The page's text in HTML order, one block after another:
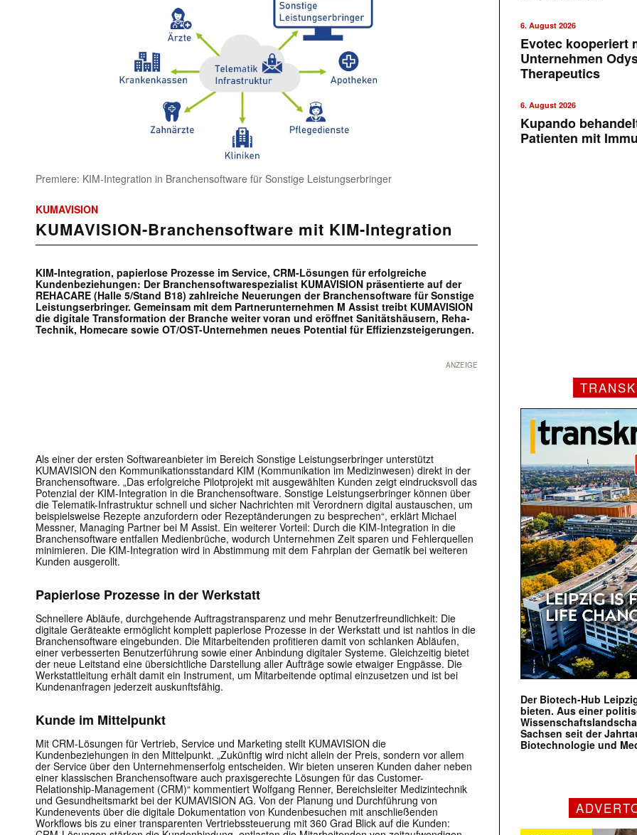
Premiere: KIM-Integration in Branchensoftware für Sonstige Leistungserbringer
KUMAVISION
KUMAVISION-Branchensoftware mit KIM-Integration
KIM-Integration, papierlose Prozesse im Service, CRM-Lösungen für erfolgreiche
Kundenbeziehungen: Der Branchensoftwarespezialist KUMAVISION präsentierte auf der
REHACARE (Halle 5/Stand B18) zahlreiche Neuerungen der Branchensoftware für Sonstige
Leistungserbringer. Gemeinsam mit dem Partnerunternehmen M Assist treibt KUMAVISION
die digitale Transformation der Branche weiter voran und eröffnet Sanitätshäusern, Reha-
Technik, Homecare sowie OT/OST-Unternehmen neues Potential für Effizienzsteigerungen.
ANZEIGE
Als einer der ersten Softwareanbieter im Bereich Sonstige Leistungserbringer unterstützt
KUMAVISION den Kommunikationsstandard KIM (Kommunikation im Medizinwesen) direkt in der
Branchensoftware. „Das erfolgreiche Pilotprojekt mit ausgewählten Kunden zeigt eindrucksvoll das
Potenzial der KIM-Integration in die Branchensoftware. Sonstige Leistungserbringer können über
die Telematik-Infrastruktur schnell und sicher Nachrichten mit Verordnern digital austauschen, um
beispielsweise Rezepte anzufordern oder Rezeptänderungen zu besprechen“, erklärt Michael
Messner, Managing Partner bei M Assist. Ein weiterer Vorteil: Durch die KIM-Integration in die
Branchensoftware entfallen Medienbrüche, wodurch Unternehmen Zeit sparen und Fehlerquellen
minimieren. Die KIM-Integration wird in Abstimmung mit dem Fahrplan der Gematik bei weiteren
Kunden ausgerollt.
Papierlose Prozesse in der Werkstatt
Schnellere Abläufe, durchgehende Auftragstransparenz und mehr Benutzerfreundlichkeit: Die
digitale Geräteakte ermöglicht komplett papierlose Prozesse in der Werkstatt und ist nahtlos in die
Branchensoftware eingebunden. Die Mitarbeitenden profitieren damit von schlanken Abläufen,
einer verbesserten Benutzerführung sowie einer Anbindung digitaler Systeme. Gleichzeitig bietet
der neue Leitstand eine übersichtliche Darstellung aller Aufträge sowie etwaiger Engpässe. Die
Werkstattleitung erhält damit ein Instrument, um Mitarbeitende optimal einzusetzen und ist bei
Kundenanfragen jederzeit auskunftsfähig.
Kunde im Mittelpunkt
Mit CRM-Lösungen für Vertrieb, Service und Marketing stellt KUMAVISION die
Kundenbeziehungen in den Mittelpunkt. „Zukünftig wird nicht allein der Preis, sondern vor allem
der Service über den Unternehmenserfolg entscheiden. Wir bieten unseren Kunden daher neben
einer klassischen Branchensoftware auch praxisgerechte Lösungen für das Customer-
Relationship-Management (CRM)“ kommentiert Wolfgang Renner, Bereichsleiter Medizintechnik
und Gesundheitsmarkt bei der KUMAVISION AG. Von der Planung und Durchführung von
Kundenevents über die digitale Dokumentation von Kundenbesuchen mit anschließenden
Workflows bis zu einer transparenten Vertriebssteuerung mit 360 Grad Blick auf die Kunden:
6. August 2026
Evotec kooperiert
Unternehmen
Therapeutics
6. August 2026
Kupando
Patienten mit
Der Biotech-Hub
bieten. Aus einer
Sachsen seit der
Biotechnologie und